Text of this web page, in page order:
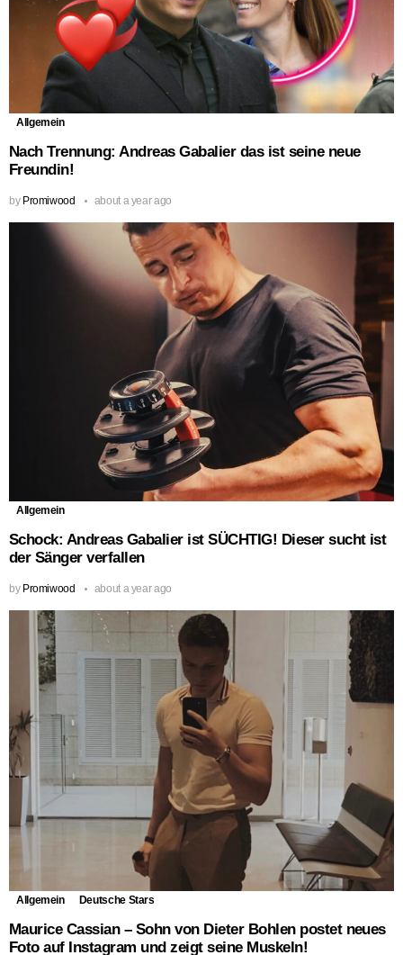
Allgemein
Nach Trennung: Andreas Gabalier das ist seine neue
Freundin!
by Promiwood about a year ago
Allgemein
Schock: Andreas Gabalier ist SÜCHTIG! Dieser sucht ist
der Sänger verfallen
by Promiwood about a year ago
Allgemein Deutsche Stars
Maurice Cassian – Sohn von Dieter Bohlen postet neues
Foto auf Instagram und zeigt seine Muskeln!